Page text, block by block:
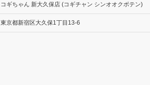
コギちゃん 新大久保店 (コギチャン シンオオクボテン)
東京都新宿区大久保1丁目13-6